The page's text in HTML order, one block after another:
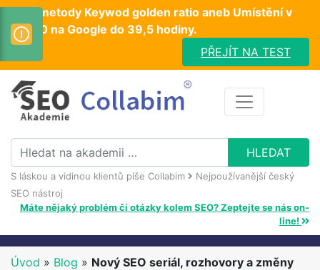
Test metody Keywod golden ratio aneb Umístění v
TOP10 na Google do 39,5 hodiny.
PŘEJÍT NA TEST
S láskou a vidinou klientů píše Collabim
Nejpoužívanější český
SEO nástroj
Máte nějaký problém či otázky kolem SEO? Zeptejte se nás on-
line!
Úvod » Blog » Nový SEO seriál, rozhovory a změny